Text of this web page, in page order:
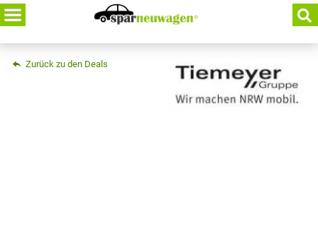
Skip
to
content
Zurück zu den Deals